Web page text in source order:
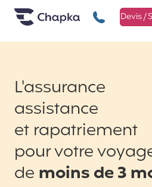
Chapka +33 1 74 85 50 50
Devis /
L'assurance
assistance
et rapatriement
pour votre
de moins de 3